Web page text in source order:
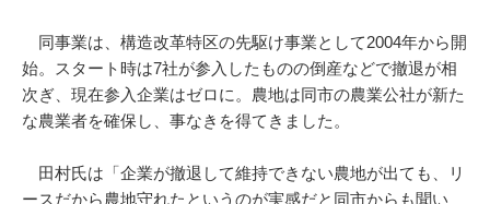
同事業は、構造改革特区の先駆け事業として2004年から開
始。スタート時は7社が参入したものの倒産などで撤退が相
次ぎ、現在参入企業はゼロに。農地は同市の農業公社が新た
な農業者を確保し、事なきを得てきました。
田村氏は「企業が撤退して維持できない農地が出ても、リ
ースだから農地守れたというのが実感だと同市からも聞い